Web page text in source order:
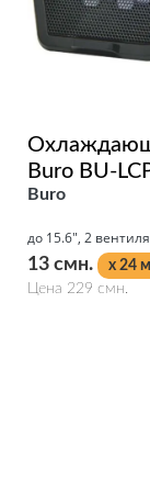
Buro BU-
Buro
до 15.6", 2
13 смн.
x 24
Цена 229 смн.